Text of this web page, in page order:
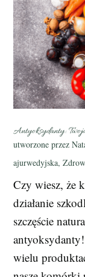
Antyoksydanty:
utworzone przez
ajurwedyjska,
Czy wiesz, że
działanie
szczęście
wielu